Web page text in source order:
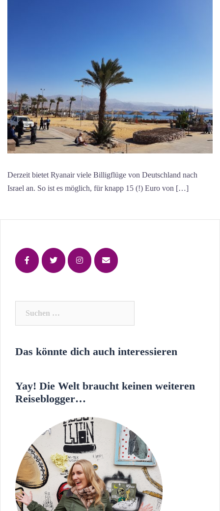
Derzeit bietet Ryanair viele Billigflüge von Deutschland nach
Israel an. So ist es möglich, für knapp 15 (!) Euro von […]
Das könnte dich auch interessieren
Yay! Die Welt braucht keinen weiteren
Reiseblogger…